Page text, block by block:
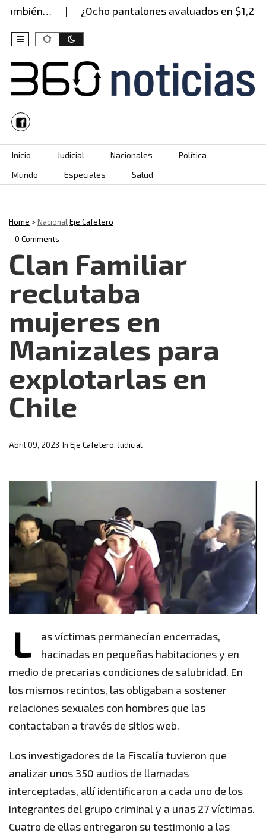
¿Ocho pantalones avaluados en $1,2
Skip to content
Inicio Judicial Nacionales
Política
Mundo
Especiales Salud
Home >NacionalEje Cafetero
0 Comments
Clan Familiar
reclutaba
mujeres en
Manizales para
explotarlas en
Chile
In Eje Cafetero, Judicial
Abril 09, 2023
L
as víctimas permanecían encerradas,
hacinadas en pequeñas habitaciones y en
medio de precarias condiciones de salubridad. En
los mismos recintos, las obligaban a sostener
relaciones sexuales con hombres que las
contactaban a través de sitios web.
Los investigadores de la Fiscalía tuvieron que
analizar unos 350 audios de llamadas
interceptadas, allí identificaron a cada uno de los
integrantes del grupo criminal y a unas 27 víctimas.
Cuatro de ellas entregaron su testimonio a las